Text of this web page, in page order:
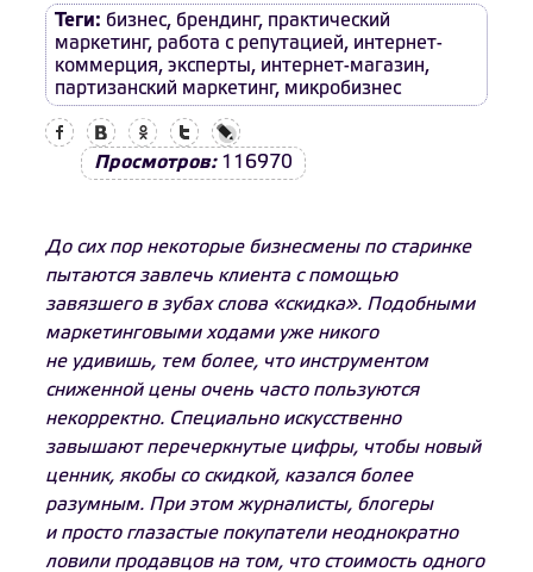
Теги: бизнес, брендинг, практический
маркетинг, работа с репутацией, интернет-
коммерция, эксперты, интернет-магазин,
партизанский маркетинг, микробизнес
Просмотров:116970
До сих пор некоторые бизнесмены по старинке
пытаются завлечь клиента с помощью
завязшего в зубах слова «скидка». Подобными
маркетинговыми ходами уже никого
не удивишь, тем более, что инструментом
сниженной цены очень часто пользуются
некорректно. Специально искусственно
завышают перечеркнутые цифры, чтобы новый
ценник, якобы со скидкой, казался более
разумным. При этом журналисты, блогеры
и просто глазастые покупатели неоднократно
ловили продавцов на том, что стоимость одного